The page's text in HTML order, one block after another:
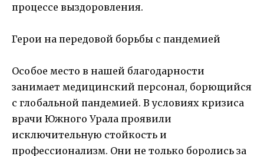
процессе выздоровления.
Герои на передовой борьбы с пандемией
Особое место в нашей благодарности
занимает медицинский персонал, борющийся
с глобальной пандемией. В условиях кризиса
врачи Южного Урала проявили
исключительную стойкость и
профессионализм. Они не только боролись за